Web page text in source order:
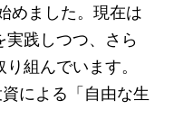
めました。現在は
実践しつつ、さら
組んでいます。
による「自由な生